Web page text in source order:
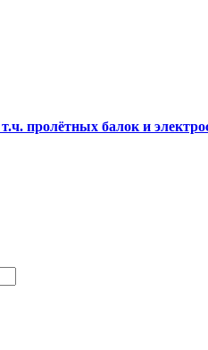
пролётных балок и